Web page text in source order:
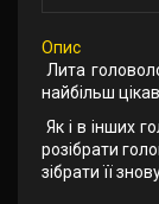
Опис
Лита
найбільш
Як і в інших
розібрати
зібрати її